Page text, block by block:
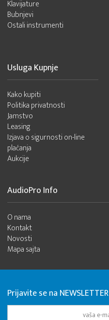
Klavijature
Bubnjevi
Ostali instrumenti
Usluga Kupnje
Kako kupiti
Politika privatnosti
Jamstvo
Leasing
Izjava o sigurnosti on-line
plaćanja
Aukcije
AudioPro Info
O nama
Kontakt
Novosti
Mapa sajta
Prijavite se na NEWSLETTER